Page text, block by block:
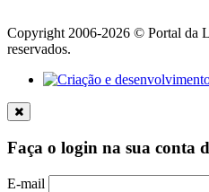
Copyright 2006-2026 © Portal da
reservados.
Faça o login na sua conta
E-mail